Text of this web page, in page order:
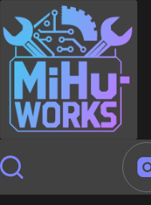
Inhalt
springen